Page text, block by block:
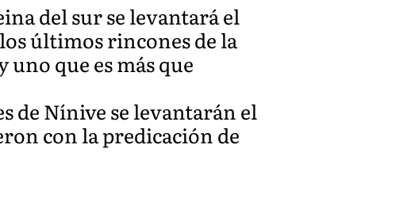
del sur se levantará el
últimos rincones de la
que es más que
de Nínive se levantarán el
con la predicación de